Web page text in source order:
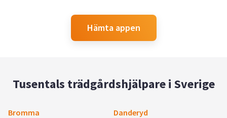
Hämta appen
Tusentals trädgårdshjälpare i Sverige
Bromma
Danderyd